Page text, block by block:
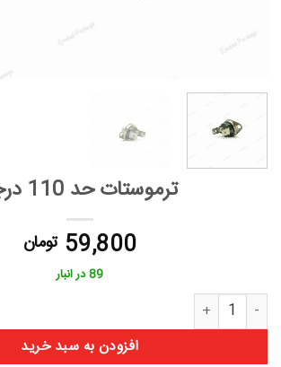
ترموستات حد 110 درجه
59,800 تومان
89 در انبار
ترموستات حد 110 درجه عدد
افزودن به سبد خرید